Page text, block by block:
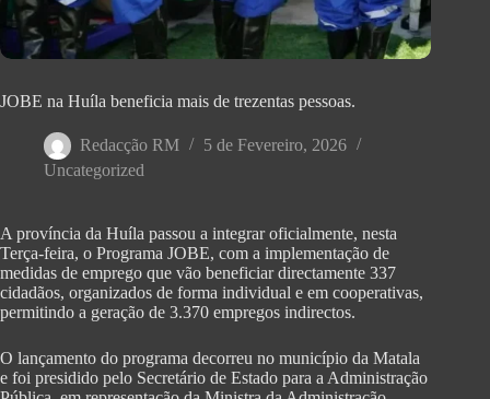
JOBE na Huíla beneficia mais de trezentas pessoas.
Redacção RM
5 de Fevereiro, 2026
Uncategorized
A província da Huíla passou a integrar oficialmente, nesta
Terça-feira, o Programa JOBE, com a implementação de
medidas de emprego que vão beneficiar directamente 337
cidadãos, organizados de forma individual e em cooperativas,
permitindo a geração de 3.370 empregos indirectos.
O lançamento do programa decorreu no município da Matala
e foi presidido pelo Secretário de Estado para a Administração